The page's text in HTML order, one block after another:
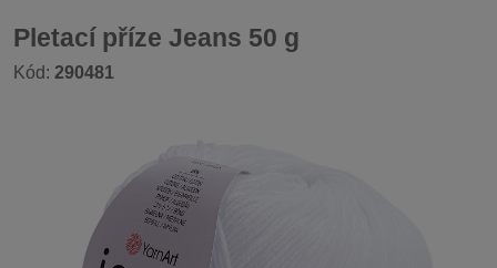
Pletací příze Jeans 50 g
Kód: 290481